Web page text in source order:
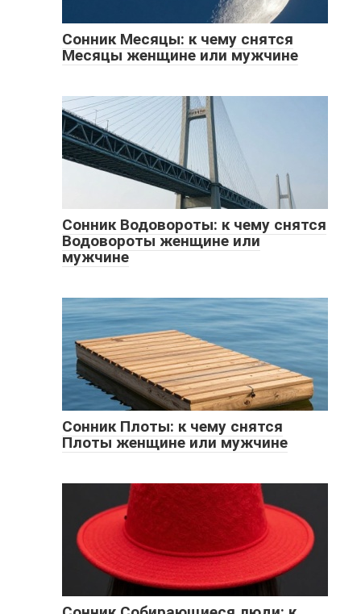
Сонник Месяцы: к чему снятся
Месяцы женщине или мужчине
Сонник Водовороты: к чему снятся
Водовороты женщине или
мужчине
Сонник Плоты: к чему снятся
Плоты женщине или мужчине